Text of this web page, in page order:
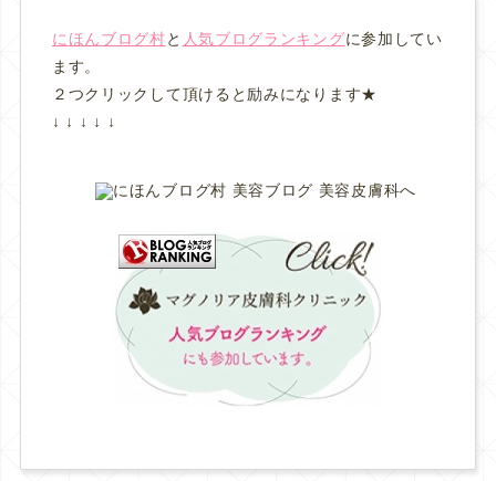
にほんブログ村と 人気ブログランキングに参加してい
ます。
２つクリックして頂けると励みになります★
↓ ↓ ↓ ↓ ↓